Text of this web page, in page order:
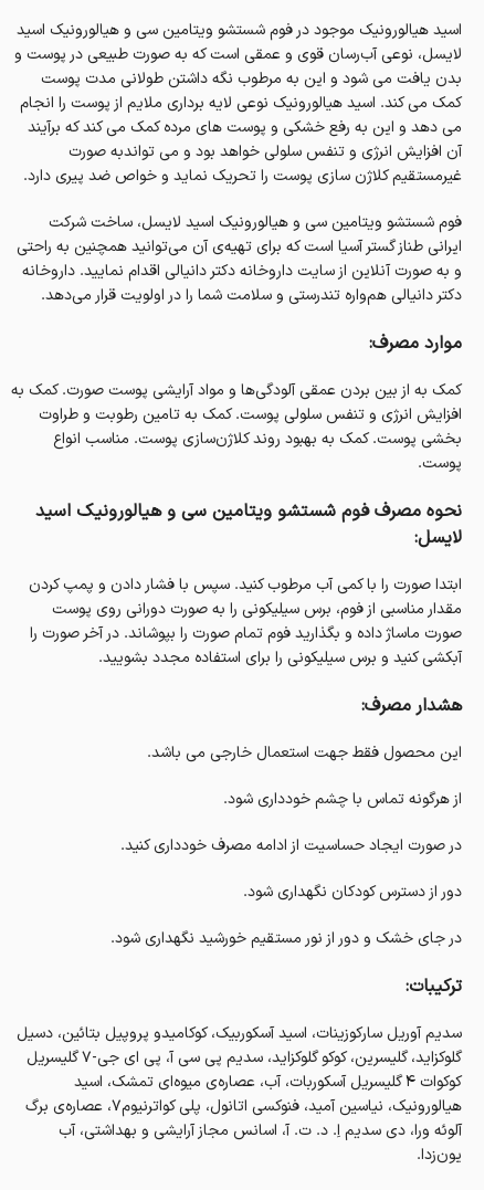
اسید هیالورونیک موجود در فوم شستشو ویتامین سی و هیالورونیک اسید
لایسل، نوعی آب‌رسان قوی و عمقی است که به صورت طبیعی در پوست و
بدن یافت می شود و این به مرطوب نگه داشتن طولانی مدت پوست
کمک می‌ کند. اسید هیالورونیک نوعی لایه‌ برداری ملایم از پوست را انجام
می دهد و این به رفع خشکی و پوست های مرده کمک می کند که برآیند
آن افزایش انرژی و تنفس سلولی خواهد بود و می تواندبه صورت
غیرمستقیم کلاژن سازی پوست را تحریک نماید و خواص ضد پیری دارد.
فوم شستشو ویتامین سی و هیالورونیک اسید لایسل، ساخت شرکت
ایرانی طناز گستر آسیا است که برای تهیه‌ی آن می‌توانید همچنین به راحتی
و به صورت آنلاین از سایت داروخانه‌ دکتر دانیالی اقدام نمایید. داروخانه‌
دکتر دانیالی هم‌واره تندرستی و سلامت شما را در اولویت قرار می‌دهد.
موارد مصرف:
کمک به از بین بردن عمقی آلودگی‌ها و مواد آرایشی پوست صورت. کمک به
افزایش انرژی و تنفس سلولی پوست. کمک به تامین رطوبت و طراوت
بخشی پوست. کمک به بهبود روند کلاژن‌سازی پوست. مناسب انواع
پوست.
نحوه مصرف فوم شستشو ویتامین سی و هیالورونیک اسید
لایسل:
ابتدا صورت را با کمی آب مرطوب کنید. سپس با فشار دادن و پمپ کردن
مقدار مناسبی از فوم، برس سیلیکونی را به صورت دورانی روی پوست
صورت ماساژ داده و بگذارید فوم تمام صورت را بپوشاند. در آخر صورت را
آبکشی کنید و برس سیلیکونی را برای استفاده مجدد بشویید.
هشدار مصرف:
این محصول فقط جهت استعمال خارجی می باشد.
از هرگونه تماس با چشم خودداری شود.
در صورت ایجاد حساسیت از ادامه مصرف خودداری کنید.
دور از دسترس کودکان نگهداری شود.
در جای خشک و دور از نور مستقیم خورشید نگهداری شود.
ترکیبات:
سدیم آوریل سارکوزینات، اسید آسکوربیک، کوکامیدو پروپیل بتائین، دسیل
گلوکزاید، گلیسرین، کوکو گلوکزاید، سدیم پی سی آ، پی ای جی-۷ گلیسریل
کوکوات ۴ گلیسریل آسکوربات، آب، عصاره‌ی میوه‌ای تمشک، اسید
هیالورونیک، نیاسین آمید، فنوکسی اتانول، پلی کواترنیوم۷، عصاره‌ی برگ
آلوئه ورا، دی سدیم اِ. د. ت. آ، اسانس مجاز آرایشی و بهداشتی، آب
یون‌زدا.